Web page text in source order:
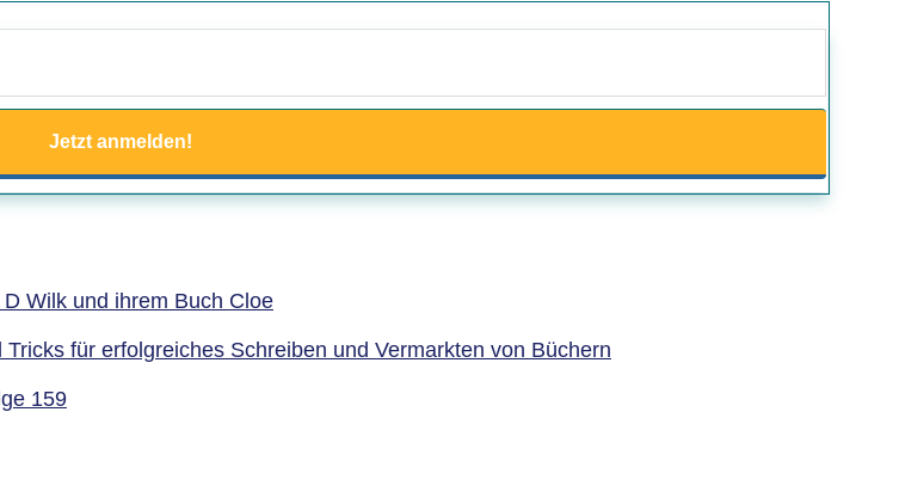
Jetzt anmelden!
Wilk und ihrem Buch Cloe
für erfolgreiches Schreiben und Vermarkten von Büchern
159